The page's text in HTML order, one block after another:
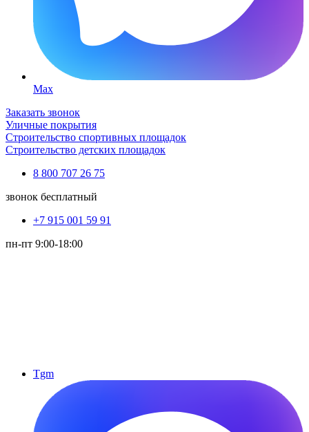
Max
Заказать звонок
Уличные покрытия
Строительство спортивных площадок
Строительство детских площадок
8 800 707 26 75
звонок бесплатный
+7 915 001 59 91
пн-пт 9:00-18:00
Tgm